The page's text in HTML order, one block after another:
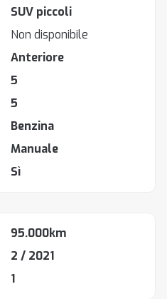
SUV piccoli
Non disponibile
Anteriore
5
5
Benzina
Manuale
Sì
95.000km
2 / 2021
1